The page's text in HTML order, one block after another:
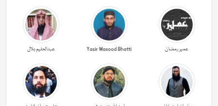
عمیر رمضان Yasir Masood Bhatti عبدالحليم بلال